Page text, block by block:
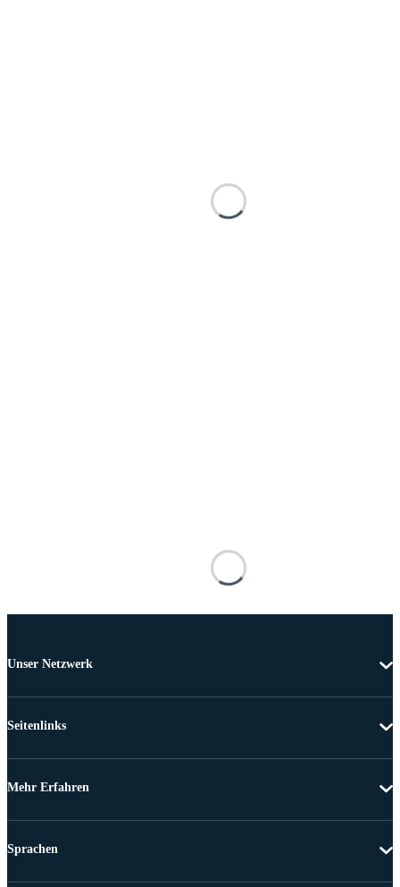
Unser Netzwerk
Seitenlinks
Mehr Erfahren
Sprachen